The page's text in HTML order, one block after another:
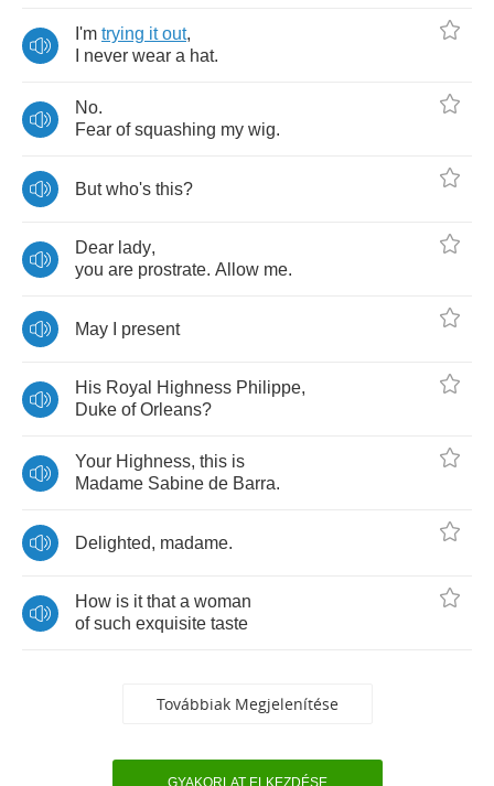
I'm trying it out,
never wear a hat.
No.
Fear of squashing my wig.
But who's this?
Dear lady,
you are prostrate. Allow me.
May present
His Royal Highness Philippe,
Duke of Orleans?
Your Highness, this is
Madame Sabine de Barra.
Delighted, madame.
How is it that a woman
of such exquisite taste
Továbbiak Megjelenítése
GYAKORLAT ELKEZDÉSE